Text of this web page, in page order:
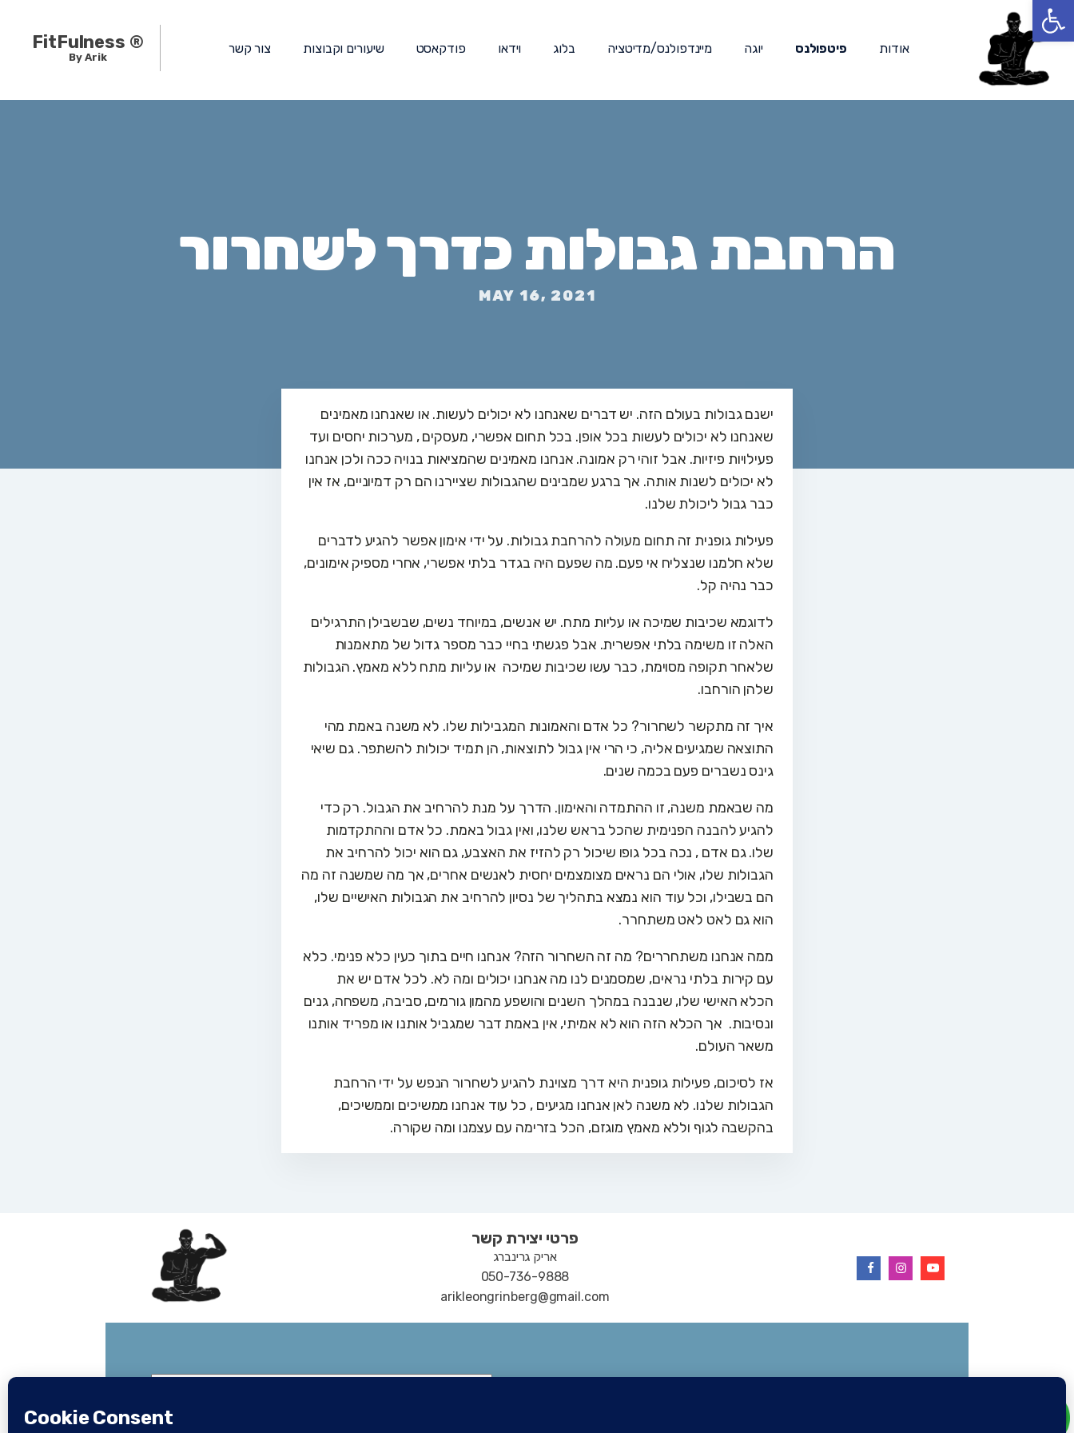
FitFulness ®
By Arik
אודות פיטפולנס יוגה מיינדפולנס/מדיטציה בלוג וידאו פודקאסט שיעורים וקבוצות צור קשר
הרחבת גבולות כדרך לשחרור
MAY 16, 2021
ישנם גבולות בעולם הזה. יש דברים שאנחנו לא יכולים לעשות. או שאנחנו מאמינים
שאנחנו לא יכולים לעשות בכל אופן. בכל תחום אפשרי, מעסקים , מערכות יחסים ועד
פעילויות פיזיות. אבל זוהי רק אמונה. אנחנו מאמינים שהמציאות בנויה ככה ולכן אנחנו
לא יכולים לשנות אותה. אך ברגע שמבינים שהגבולות שציירנו הם רק דמיוניים, אז אין
כבר גבול ליכולת שלנו.
פעילות גופנית זה תחום מעולה להרחבת גבולות. על ידי אימון אפשר להגיע לדברים
שלא חלמנו שנצליח אי פעם. מה שפעם היה בגדר בלתי אפשרי, אחרי מספיק אימונים,
כבר נהיה קל.
לדוגמא שכיבות שמיכה או עליות מתח. יש אנשים, במיוחד נשים, שבשבילן התרגילים
האלה זו משימה בלתי אפשרית. אבל פגשתי בחיי כבר מספר גדול של מתאמנות
שלאחר תקופה מסוימת, כבר עשו שכיבות שמיכה או עליות מתח ללא מאמץ. הגבולות
שלהן הורחבו.
איך זה מתקשר לשחרור? כל אדם והאמונות המגבילות שלו. לא משנה באמת מהי
התוצאה שמגיעים אליה, כי הרי אין גבול לתוצאות, הן תמיד יכולות להשתפר. גם שיאי
גינס נשברים פעם בכמה שנים.
מה שבאמת משנה, זו ההתמדה והאימון. הדרך על מנת להרחיב את הגבול. רק כדי
להגיע להבנה הפנימית שהכל בראש שלנו, ואין גבול באמת. כל אדם וההתקדמות
שלו. גם אדם , נכה בכל גופו שיכול רק להזיז את האצבע, גם הוא יכול להרחיב את
הגבולות שלו, אולי הם נראים מצומצמים יחסית לאנשים אחרים, אך מה שמשנה זה מה
הם בשבילו, וכל עוד הוא נמצא בתהליך של נסיון להרחיב את הגבולות האישיים שלו,
הוא גם לאט לאט משתחרר.
ממה אנחנו משתחררים? מה זה השחרור הזה? אנחנו חיים בתוך כעין כלא פנימי. כלא
עם קירות בלתי נראים, שמסמנים לנו מה אנחנו יכולים ומה לא. לכל אדם יש את
הכלא האישי שלו, שנבנה במהלך השנים והושפע מהמון גורמים, סביבה, משפחה, גנים
ונסיבות. אך הכלא הזה הוא לא אמיתי, אין באמת דבר שמגביל אותנו או מפריד אותנו
משאר העולם.
אז לסיכום, פעילות גופנית היא דרך מצוינת להגיע לשחרור הנפש על ידי הרחבת
הגבולות שלנו. לא משנה לאן אנחנו מגיעים , כל עוד אנחנו ממשיכים וממשיכים,
בהקשבה לגוף וללא מאמץ מוגזם, הכל בזרימה עם עצמנו ומה שקורה.
פרטי יצירת קשר
אריק גרינברג
050-736-9888
arikleongrinberg@gmail.com